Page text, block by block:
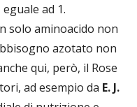
ad 1.
solo aminoacido non
azotato non
qui, però, il Rose
ad esempio da E. J.